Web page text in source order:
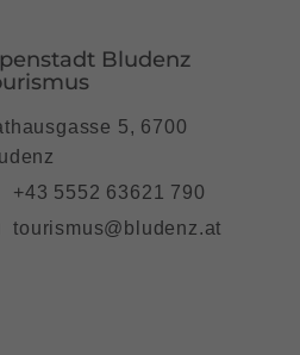
Bludenz
5, 6700
+43 5552 63621 790
tourismus@bludenz.at